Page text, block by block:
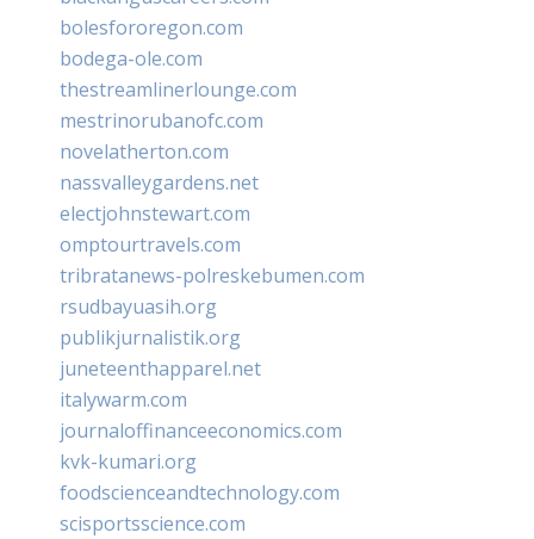
bolesfororegon.com
bodega-ole.com
thestreamlinerlounge.com
mestrinorubanofc.com
novelatherton.com
nassvalleygardens.net
electjohnstewart.com
omptourtravels.com
tribratanews-polreskebumen.com
rsudbayuasih.org
publikjurnalistik.org
juneteenthapparel.net
italywarm.com
journaloffinanceeconomics.com
kvk-kumari.org
foodscienceandtechnology.com
scisportsscience.com